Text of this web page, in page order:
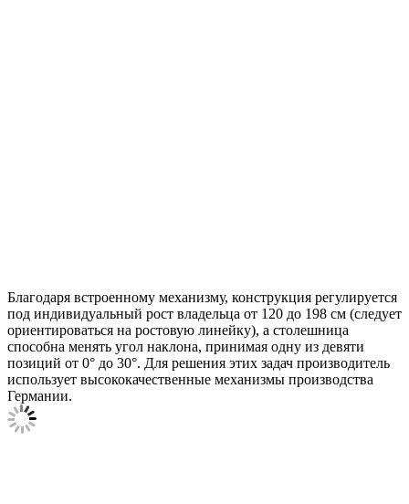
Благодаря встроенному механизму, конструкция регулируется
под индивидуальный рост владельца от 120 до 198 см (следует
ориентироваться на ростовую линейку), а столешница
способна менять угол наклона, принимая одну из девяти
позиций от 0° до 30°. Для решения этих задач производитель
использует высококачественные механизмы производства
Германии.